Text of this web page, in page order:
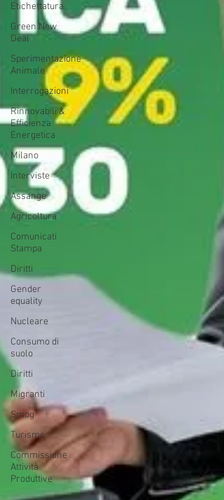
Etichettatura
Green New
Deal
Sperimentazione
Animale
Interrogazioni
Rinnovabili &
Efficienza
Energetica
Milano
Interviste
Assange
Agricoltura
Comunicati
Stampa
Diritti
Gender
equality
Nucleare
Consumo di
suolo
Diritti
Migranti
Smog
Turismo
Commissione
Attività
Produttive